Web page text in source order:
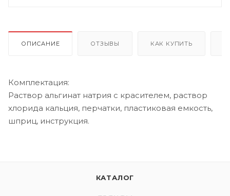
ОПИСАНИЕ ОТЗЫВЫ КАК КУПИТЬ
Комплектация:
Раствор альгинат натрия с красителем, раствор
хлорида кальция, перчатки, пластиковая емкость,
шприц, инструкция.
КАТАЛОГ